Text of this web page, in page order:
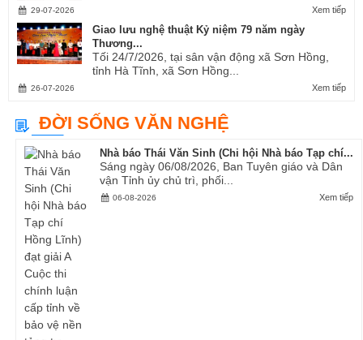
Xem tiếp
29-07-2026
Giao lưu nghệ thuật Kỷ niệm 79 năm ngày
Thương...
Tối 24/7/2026, tại sân vận động xã Sơn Hồng,
tỉnh Hà Tĩnh, xã Sơn Hồng...
Xem tiếp
26-07-2026
ĐỜI SỐNG VĂN NGHỆ
Nhà báo Thái Văn Sinh (Chi hội Nhà báo Tạp chí...
Sáng ngày 06/08/2026, Ban Tuyên giáo và Dân
vận Tỉnh ủy chủ trì, phối...
Xem tiếp
06-08-2026